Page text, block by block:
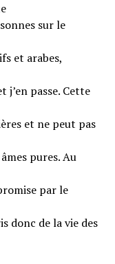
sur le
et arabes,
j’en passe. Cette
et ne peut pas
pures. Au
par le
donc de la vie des